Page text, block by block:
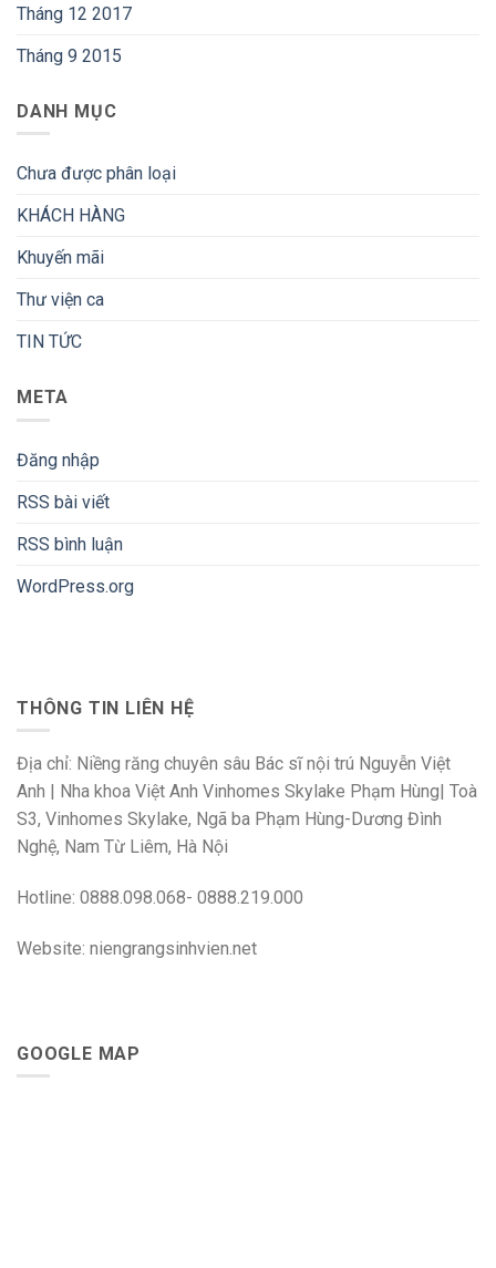
Tháng 12 2017
Tháng 9 2015
DANH MỤC
Chưa được phân loại
KHÁCH HÀNG
Khuyến mãi
Thư viện ca
TIN TỨC
META
Đăng nhập
RSS bài viết
RSS bình luận
WordPress.org
THÔNG TIN LIÊN HỆ
Địa chỉ: Niềng răng chuyên sâu Bác sĩ nội trú Nguyễn Việt
Anh | Nha khoa Việt Anh Vinhomes Skylake Phạm Hùng| Toà
S3, Vinhomes Skylake, Ngã ba Phạm Hùng-Dương Đình
Nghệ, Nam Từ Liêm, Hà Nội
Hotline: 0888.098.068- 0888.219.000
Website: niengrangsinhvien.net
GOOGLE MAP